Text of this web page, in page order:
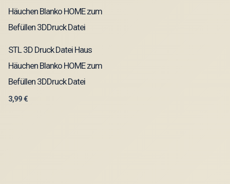
STL 3D Druck Datei Haus
Häuchen Blanko HOME zum
Befüllen 3DDruck Datei
3,99€